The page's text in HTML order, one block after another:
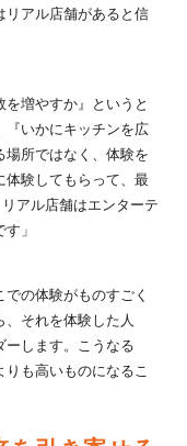
リアル店舗があると信
を増やすか』というと
『いかにキッチンを広
場所ではなく、体験を
体験してもらって、最
アル店舗はエンターテ
」
での体験がものすごく
それを体験した人
ーします。こうなる
も高いものになるこ